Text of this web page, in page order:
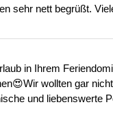
sehr nett begrüßt.
in Ihrem
wollten gar
und liebenswerte